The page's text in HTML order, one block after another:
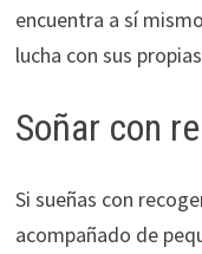
encuentra a sí
lucha con sus
Soñar con
Si sueñas con
acompañado de